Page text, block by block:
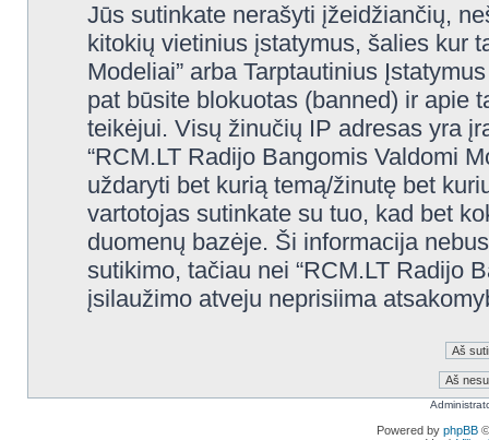
Jūs sutinkate nerašyti įžeidžiančių,
kitokių vietinius įstatymus, šalies kur
Modeliai” arba Tarptautinius
pat būsite blokuotas (banned) ir apie
teikėjui. Visų žinučių IP adresas yra
“RCM.LT Radijo Bangomis Valdomi
uždaryti bet kurią temą/žinutę bet
vartotojas sutinkate su tuo, kad bet
duomenų bazėje. Ši informacija
sutikimo, tačiau nei “RCM.LT Radijo
įsilaužimo atveju neprisiima
Powered by phpBB